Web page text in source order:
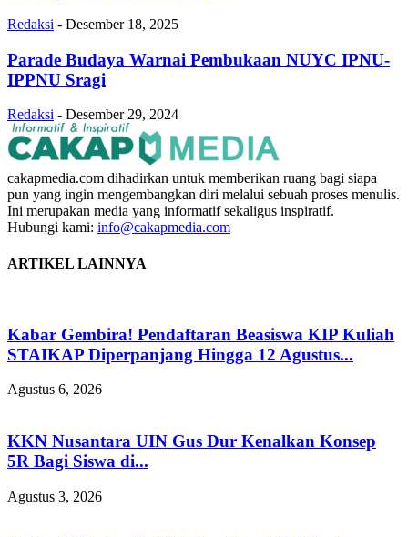
Redaksi - Desember 18, 2025
Parade Budaya Warnai Pembukaan NUYC IPNU-
IPPNU Sragi
Redaksi - Desember 29, 2024
cakapmedia.com dihadirkan untuk memberikan ruang bagi siapa
pun yang ingin mengembangkan diri melalui sebuah proses menulis.
Ini merupakan media yang informatif sekaligus inspiratif.
Hubungi kami: info@cakapmedia.com
ARTIKEL LAINNYA
Kabar Gembira! Pendaftaran Beasiswa KIP Kuliah
STAIKAP Diperpanjang Hingga 12 Agustus...
Agustus 6, 2026
KKN Nusantara UIN Gus Dur Kenalkan Konsep
5R Bagi Siswa di...
Agustus 3, 2026